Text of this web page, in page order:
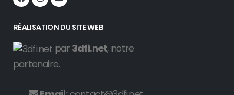
RÉALISATION DU SITE WEB
par 3dfi.net, notre
partenaire.